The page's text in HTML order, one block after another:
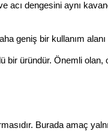
ve acı dengesini aynı
geniş bir kullanım alanı
üründür. Önemli
Burada amaç